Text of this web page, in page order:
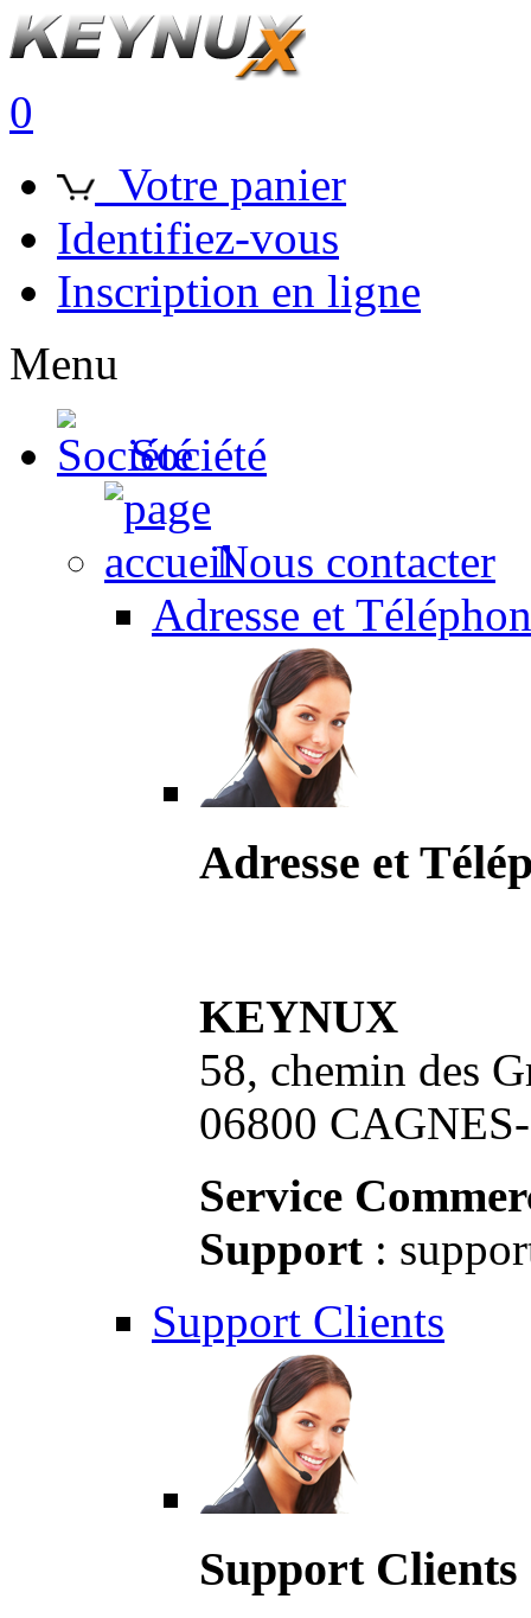
0
Votre panier
Identifiez-vous
Inscription en ligne
Menu
Société
Nous contacter
Adresse et
Adresse et
KEYNUX
58, chemin des
06800
Service
Support :
Support Clients
Support Clients